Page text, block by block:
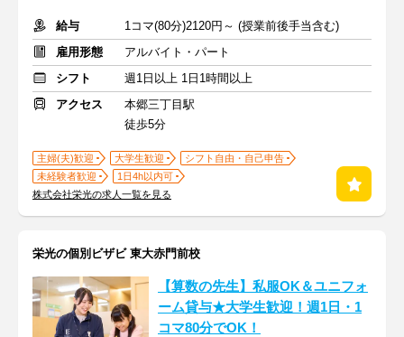
給与
1コマ(80分)2120円～ (授業前後手当含む)
雇用形態
アルバイト・パート
シフト
週1日以上 1日1時間以上
アクセス
本郷三丁目駅
徒歩5分
主婦(夫)歓迎 大学生歓迎
シフト自由・自己申告
未経験者歓迎
1日4h以内可
株式会社栄光の求人一覧を見る
栄光の個別ビザビ 東大赤門前校
【算数の先生】私服OK＆ユニフォ
ーム貸与★大学生歓迎！週1日・1
コマ80分でOK！